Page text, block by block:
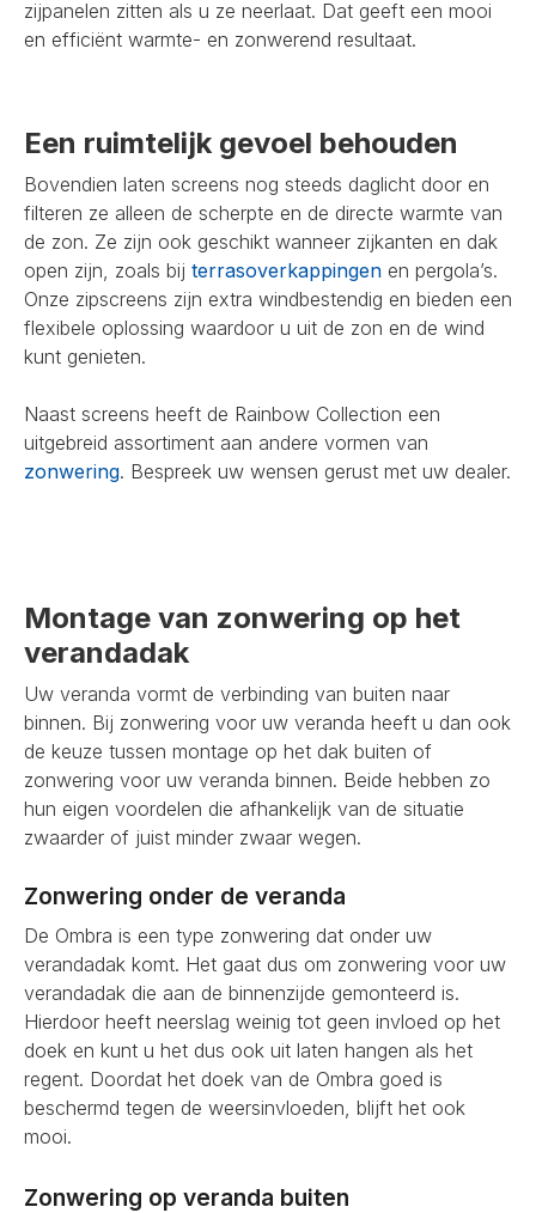
zijpanelen zitten als u ze neerlaat. Dat geeft een mooi
en efficiënt warmte- en zonwerend resultaat.
Een ruimtelijk gevoel behouden
Bovendien laten screens nog steeds daglicht door en
filteren ze alleen de scherpte en de directe warmte van
de zon. Ze zijn ook geschikt wanneer zijkanten en dak
open zijn, zoals bij terrasoverkappingen en pergola’s.
Onze zipscreens zijn extra windbestendig en bieden een
flexibele oplossing waardoor u uit de zon en de wind
kunt genieten.
Naast screens heeft de Rainbow Collection een
uitgebreid assortiment aan andere vormen van
zonwering. Bespreek uw wensen gerust met uw dealer.
Montage van zonwering op het
verandadak
Uw veranda vormt de verbinding van buiten naar
binnen. Bij zonwering voor uw veranda heeft u dan ook
de keuze tussen montage op het dak buiten of
zonwering voor uw veranda binnen. Beide hebben zo
hun eigen voordelen die afhankelijk van de situatie
zwaarder of juist minder zwaar wegen.
Zonwering onder de veranda
De Ombra is een type zonwering dat onder uw
verandadak komt. Het gaat dus om zonwering voor uw
verandadak die aan de binnenzijde gemonteerd is.
Hierdoor heeft neerslag weinig tot geen invloed op het
doek en kunt u het dus ook uit laten hangen als het
regent. Doordat het doek van de Ombra goed is
beschermd tegen de weersinvloeden, blijft het ook
mooi.
Zonwering op veranda buiten